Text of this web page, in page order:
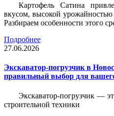
Картофель Сатина
вкусом, высокой
Разбираем особенности этого
Подробнее
27.06.2026
Экскаватор-погрузчик в
правильный выбор для
Экскаватор-погрузчик —
строительной техники